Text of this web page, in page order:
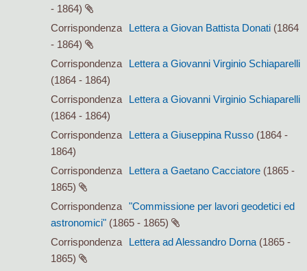
- 1864)
Corrispondenza
Lettera a Giovan Battista Donati (1864
- 1864)
Corrispondenza
Lettera a Giovanni Virginio Schiaparelli
(1864 - 1864)
Corrispondenza
Lettera a Giovanni Virginio Schiaparelli
(1864 - 1864)
Corrispondenza
Lettera a Giuseppina Russo (1864 -
1864)
Corrispondenza
Lettera a Gaetano Cacciatore (1865 -
1865)
Corrispondenza
"Commissione per lavori geodetici ed
astronomici" (1865 - 1865)
Corrispondenza
Lettera ad Alessandro Dorna (1865 -
1865)